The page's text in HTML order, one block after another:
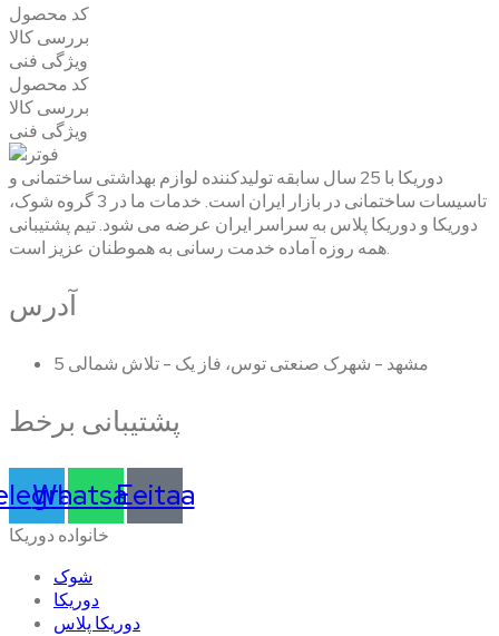
کد محصول
بررسی کالا
ویژگی فنی
کد محصول
بررسی کالا
ویژگی فنی
دوریکا با 25 سال سابقه تولیدکننده لوازم بهداشتی ساختمانی و
تاسیسات ساختمانی در بازار ایران است. خدمات ما در 3 گروه شوک،
دوریکا و دوریکا پلاس به سراسر ایران عرضه می شود. تیم پشتیبانی
همه روزه آماده خدمت رسانی به هموطنان عزیز است.
آدرس
مشهد - شهرک صنعتی توس، فاز یک - تلاش شمالی 5
پشتیبانی برخط
Whatsapp
Eeitaa
خانواده دوریکا
شوک
دوریکا
دوریکا پلاس